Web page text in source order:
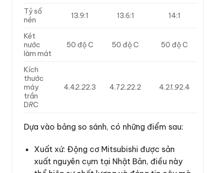
Tỷ số
nén
13.9:1 13.6:1 14:1
Két
nước
làm mát
50 độ C 50 độ C 50 độ C
Kích
thước
máy
trần
DRC
4.42.22.3 4.72.22.2 4.21.92.4
Dựa vào bảng so sánh, có những điểm sau:
Xuất xứ: Động cơ Mitsubishi được sản
xuất nguyên cụm tại Nhật Bản, điều này